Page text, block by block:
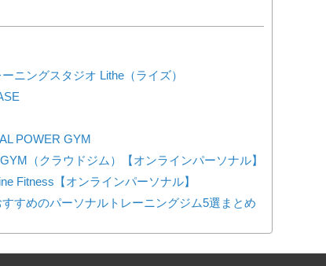
ニングスタジオ Lithe（ライズ）
POWER GYM
（クラウドジム）【オンラインパーソナル】
Fitness【オンラインパーソナル】
すめのパーソナルトレーニングジム5選まとめ